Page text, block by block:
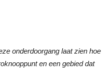
onderdoorgang laat zien hoe
en een gebied dat